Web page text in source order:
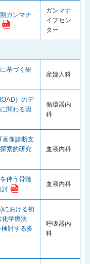
ガンマナ
ガンマナ
イフセン
ター
基づく研
産婦人科
）のデ
関わる因
循環器内
科
画像診断支
索的研究
血液内科
伴う骨髄
討
血液内科
における初
化学療法
討する多
呼吸器内
科